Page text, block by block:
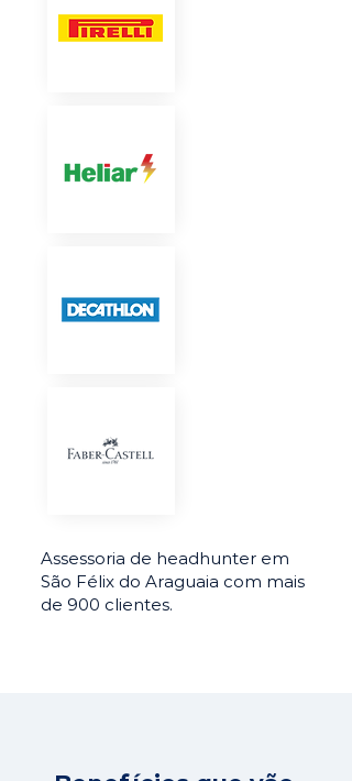
Assessoria de headhunter em
São Félix do Araguaia com mais
de 900 clientes.